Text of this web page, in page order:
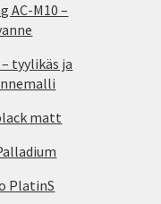
AC-M10 –
tyylikäs ja
matt
PlatinS